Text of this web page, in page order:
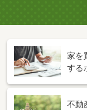
家を
する
不動